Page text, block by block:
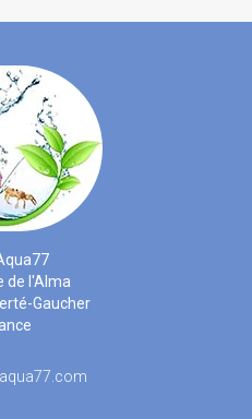
de l'Alma
Gaucher